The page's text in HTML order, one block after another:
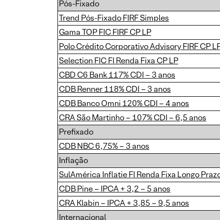
Pós-Fixado
Trend Pós-Fixado FIRF Simples
Gama TOP FIC FIRF CP LP
Polo Crédito Corporativo Advisory FIRF CP
Selection FIC FI Renda Fixa CP LP
CBD C6 Bank 117% CDI – 3 anos
CDB Renner 118% CDI – 3 anos
CDB Banco Omni 120% CDI – 4 anos
CRA São Martinho – 107% CDI – 6,5 anos
Prefixado
CDB NBC 6,75% – 3 anos
Inflação
SulAmérica Inflatie FI Renda Fixa Longo
CDB Pine – IPCA + 3,2 – 5 anos
CRA Klabin – IPCA + 3,85 – 9,5 anos
Internacional